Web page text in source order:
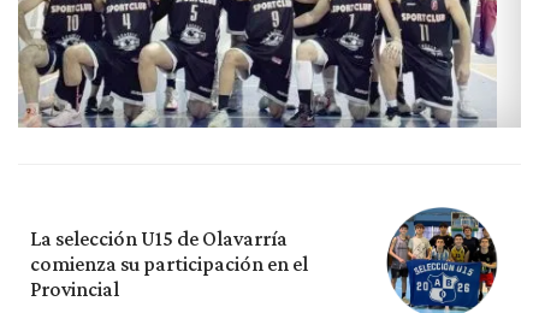
La selección U15 de Olavarría
comienza su participación en el
Provincial